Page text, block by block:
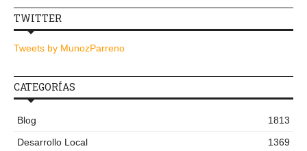
TWITTER
Tweets by MunozParreno
CATEGORÍAS
Blog
1813
Desarrollo Local
1369